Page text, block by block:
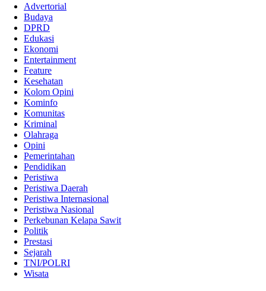
Advertorial
Budaya
DPRD
Edukasi
Ekonomi
Entertainment
Feature
Kesehatan
Kolom Opini
Kominfo
Komunitas
Kriminal
Olahraga
Opini
Pemerintahan
Pendidikan
Peristiwa
Peristiwa Daerah
Peristiwa Internasional
Peristiwa Nasional
Perkebunan Kelapa Sawit
Politik
Prestasi
Sejarah
TNI/POLRI
Wisata